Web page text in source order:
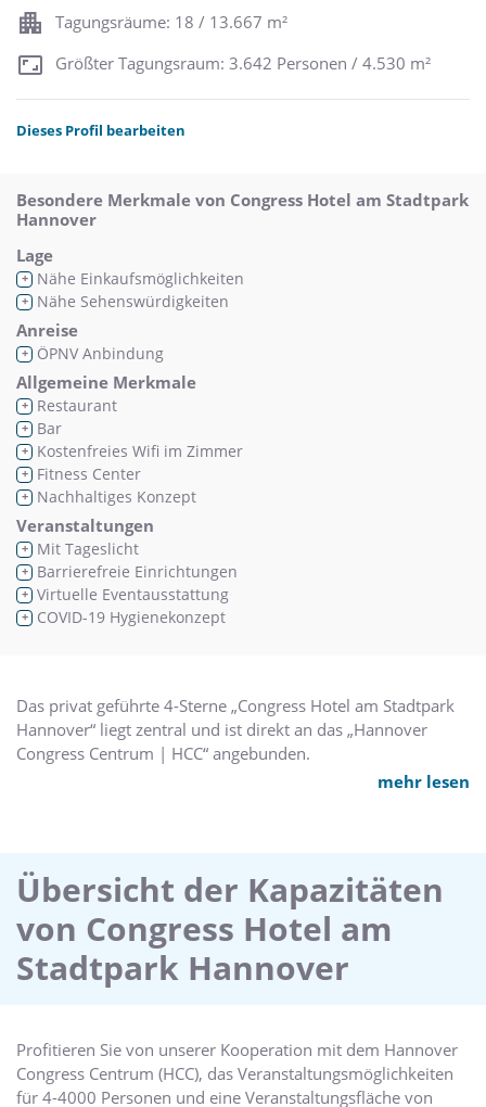
Tagungsräume: 18 / 13.667 m²
Größter Tagungsraum: 3.642 Personen / 4.530 m²
Dieses Profil bearbeiten
Besondere Merkmale von Congress Hotel am Stadtpark
Hannover
Lage
+ Nähe Einkaufsmöglichkeiten
+ Nähe Sehenswürdigkeiten
Anreise
+ ÖPNV Anbindung
Allgemeine Merkmale
+ Restaurant
+ Bar
+ Kostenfreies Wifi im Zimmer
+ Fitness Center
+ Nachhaltiges Konzept
Veranstaltungen
+ Mit Tageslicht
+ Barrierefreie Einrichtungen
+ Virtuelle Eventausstattung
+ COVID-19 Hygienekonzept
Das privat geführte 4-Sterne „Congress Hotel am Stadtpark
Hannover“ liegt zentral und ist direkt an das „Hannover
Congress Centrum | HCC“ angebunden.
Ebenfalls sind schnelle Anbindungen an die A2, A7, A37
sowie an die Zug- und öffentlichen Verkehrsnetze gegeben
(1 km bzw. 0,1 km). Zahlreiche Parkplätze sind direkt am
Haus verfügbar.
Mit dem direkt angebundenen "Hannover Congress Centrum
Veranstaltungen aus einer Hand an. 30 Tagungsräume (40 –
144 m2), 7 Säle (180 – 4530 m2) und 4 Veranstaltungshallen
(762 – 3460 m2) mit attraktiven Tagungspaketen,
mehr lesen
Übersicht der Kapazitäten
von Congress Hotel am
Stadtpark Hannover
Profitieren Sie von unserer Kooperation mit dem Hannover
Congress Centrum (HCC), das Veranstaltungsmöglichkeiten
für 4-4000 Personen und eine Veranstaltungsfläche von